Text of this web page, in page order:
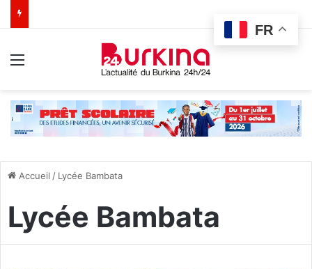
Accueil / Lycée Bambata
Lycée Bambata
FR